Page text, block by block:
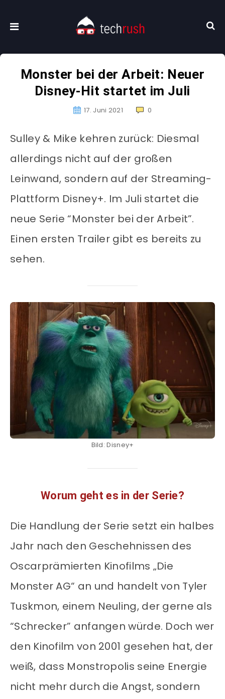
Monster bei der Arbeit: Neuer
Disney-Hit startet im Juli
17. Juni 2021 0
Sulley & Mike kehren zurück: Diesmal
allerdings nicht auf der großen
Leinwand, sondern auf der Streaming-
Plattform Disney+. Im Juli startet die
neue Serie “Monster bei der Arbeit”.
Einen ersten Trailer gibt es bereits zu
sehen.
Bild: Disney+
Worum geht es in der Serie?
Die Handlung der Serie setzt ein halbes
Jahr nach den Geschehnissen des
Oscarprämierten Kinofilms „Die
Monster AG“ an und handelt von Tyler
Tuskmon, einem Neuling, der gerne als
“Schrecker” anfangen würde. Doch wer
den Kinofilm von 2001 gesehen hat, der
weiß, dass Monstropolis seine Energie
nicht mehr durch die Angst, sondern